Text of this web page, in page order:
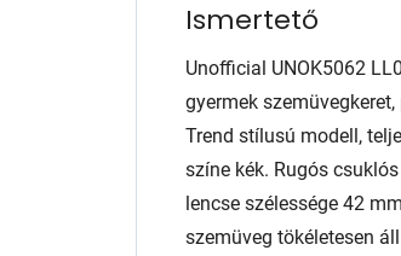
Ismertető
Unofficial UNOK5062
gyermek
Trend stílusú modell,
színe kék. Rugós
lencse szélessége 42
szemüveg tökéletesen